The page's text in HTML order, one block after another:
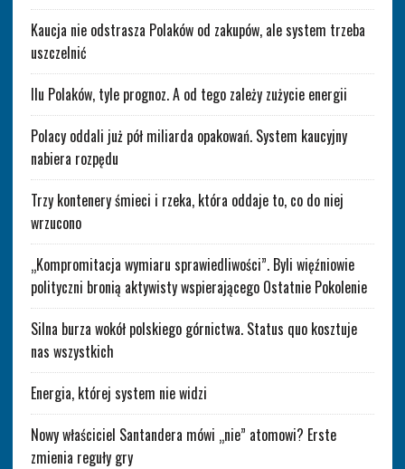
Kaucja nie odstrasza Polaków od zakupów, ale system trzeba
uszczelnić
Ilu Polaków, tyle prognoz. A od tego zależy zużycie energii
Polacy oddali już pół miliarda opakowań. System kaucyjny
nabiera rozpędu
Trzy kontenery śmieci i rzeka, która oddaje to, co do niej
wrzucono
„Kompromitacja wymiaru sprawiedliwości”. Byli więźniowie
polityczni bronią aktywisty wspierającego Ostatnie Pokolenie
Silna burza wokół polskiego górnictwa. Status quo kosztuje
nas wszystkich
Energia, której system nie widzi
Nowy właściciel Santandera mówi „nie” atomowi? Erste
zmienia reguły gry